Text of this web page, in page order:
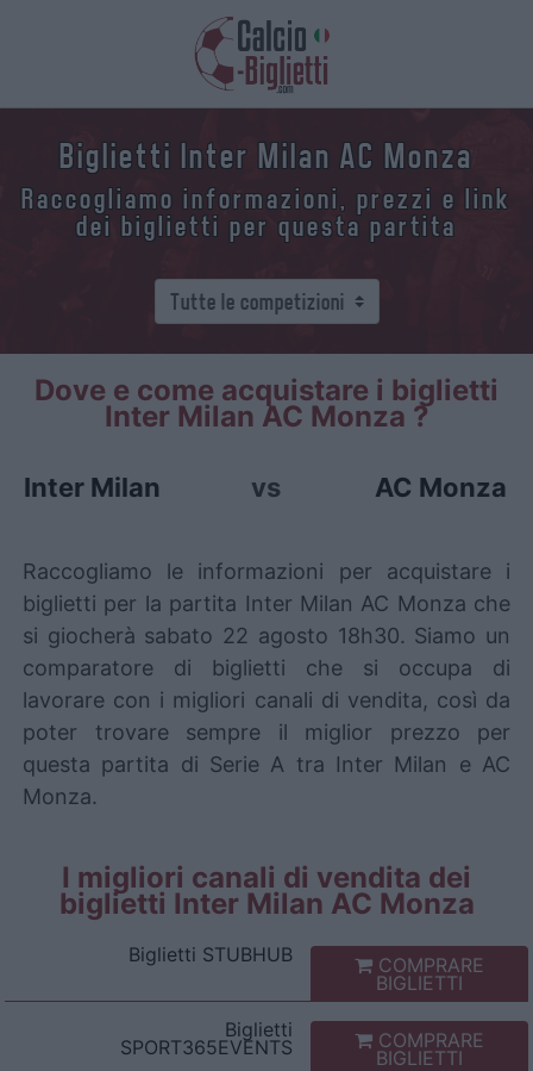
Biglietti Inter Milan AC Monza
Raccogliamo informazioni, prezzi e link
dei biglietti per questa partita
Dove e come acquistare i biglietti
Inter Milan AC Monza ?
Inter Milan vs AC Monza
Raccogliamo le informazioni per acquistare i
biglietti per la partita Inter Milan AC Monza che
si giocherà sabato 22 agosto 18h30. Siamo un
comparatore di biglietti che si occupa di
lavorare con i migliori canali di vendita, così da
poter trovare sempre il miglior prezzo per
questa partita di Serie A tra Inter Milan e AC
Monza.
I migliori canali di vendita dei
biglietti Inter Milan AC Monza
Biglietti STUBHUB COMPRARE
BIGLIETTI
Biglietti
SPORT365EVENTS COMPRARE
BIGLIETTI